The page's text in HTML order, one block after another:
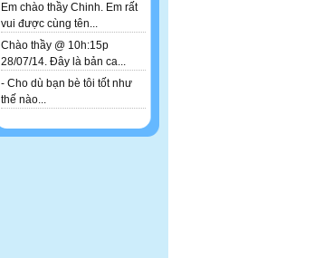
Em chào thầy Chinh. Em rất
vui được cùng tên...
Chào thầy @ 10h:15p
28/07/14. Đây là bản ca...
- Cho dù bạn bè tôi tốt như
thế nào...